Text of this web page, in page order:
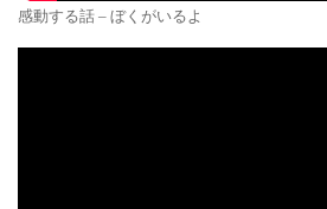
感動する話 – ぼくがいるよ